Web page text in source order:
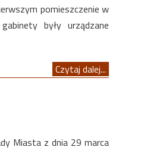
pomieszczenie w
były urządzane
Czytaj dalej...
Miasta z dnia 29 marca